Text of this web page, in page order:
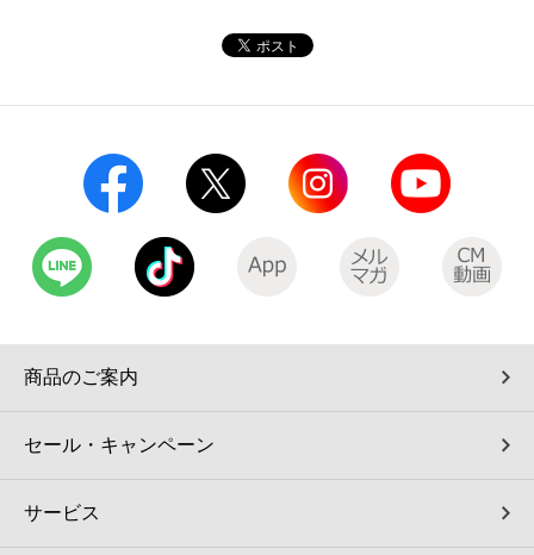
商品のご案内
セール・キャンペーン
サービス